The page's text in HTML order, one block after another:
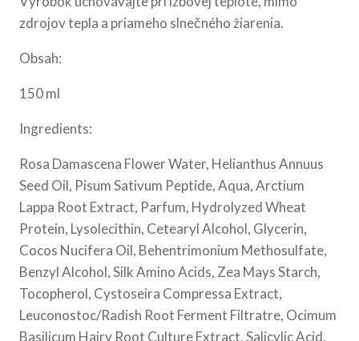
zdrojov tepla a priameho slnečného žiarenia.
Obsah:
150 ml
Ingredients:
Rosa Damascena Flower Water, Helianthus Annuus
Seed Oil, Pisum Sativum Peptide, Aqua, Arctium
Lappa Root Extract, Parfum, Hydrolyzed Wheat
Protein, Lysolecithin, Cetearyl Alcohol, Glycerin,
Cocos Nucifera Oil, Behentrimonium Methosulfate,
Benzyl Alcohol, Silk Amino Acids, Zea Mays Starch,
Tocopherol, Cystoseira Compressa Extract,
Leuconostoc/Radish Root Ferment Filtratre, Ocimum
Basilicum Hairy Root Culture Extract, Salicylic Acid,